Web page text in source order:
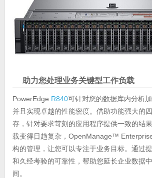
助力您处理业务关键型工作负载
PowerEdge R840可针对您的数据库内分析
并且实现卓越的性能密度。借助功能强大的
存，针对要求苛刻的应用程序提供一致的结
载变得日趋复杂，OpenManage™
构的管理，让您可以专注于业务目标。通过
和久经考验的可靠性，帮助您延长企业数据
间。